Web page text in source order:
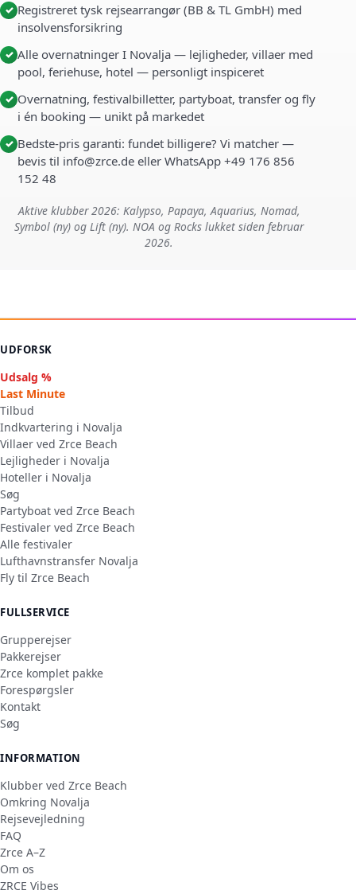
✓ Registreret tysk rejsearrangør (BB & TL GmbH) med
insolvensforsikring
✓ Alle overnatninger I Novalja — lejligheder, villaer med
pool, feriehuse, hotel — personligt inspiceret
✓ Overnatning, festivalbilletter, partyboat, transfer og fly
i én booking — unikt på markedet
✓ Bedste-pris garanti: fundet billigere? Vi matcher —
bevis til info@zrce.de eller WhatsApp +49 176 856
152 48
Aktive klubber 2026: Kalypso, Papaya, Aquarius, Nomad,
Symbol (ny) og Lift (ny). NOA og Rocks lukket siden februar
2026.
UDFORSK
Udsalg %
Last Minute
Tilbud
Indkvartering i Novalja
Villaer ved Zrce Beach
Lejligheder i Novalja
Hoteller i Novalja
Søg
Partyboat ved Zrce Beach
Festivaler ved Zrce Beach
Alle festivaler
Lufthavnstransfer Novalja
Fly til Zrce Beach
FULLSERVICE
Grupperejser
Pakkerejser
Zrce komplet pakke
Forespørgsler
Kontakt
Søg
INFORMATION
Klubber ved Zrce Beach
Omkring Novalja
Rejsevejledning
FAQ
Zrce A–Z
Om os
ZRCE Vibes